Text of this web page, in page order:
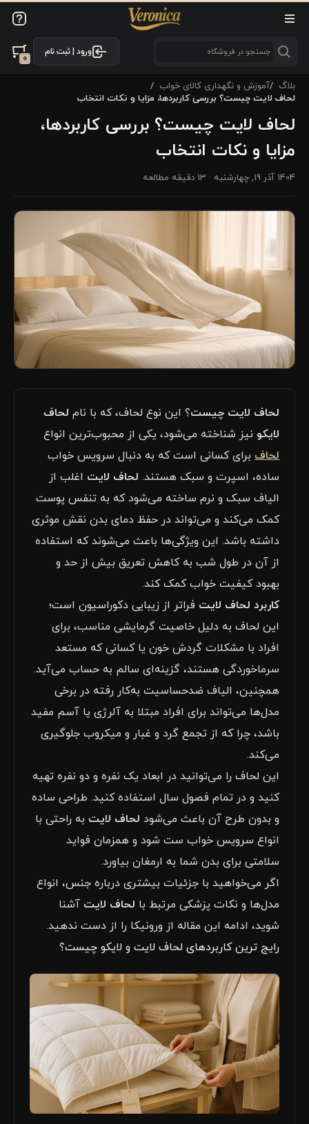
ورود | ثبت نام
0
بلاگ
آموزش و نگهداری کالای خواب
لحاف لایت چیست؟ بررسی کاربردها، مزایا و نکات انتخاب
لحاف لایت چیست؟ بررسی کاربردها،
مزایا و نکات انتخاب
1404 آذر 19, چهارشنبه · 13 دقیقه مطالعه
لحاف لایت چیست؟ این نوع لحاف، که با نام لحاف
لایکو نیز شناخته می‌شود، یکی از محبوب‌ترین انواع
لحافبرای کسانی است که به دنبال سرویس خواب
ساده، اسپرت و سبک هستند. لحاف لایت اغلب از
الیاف سبک و نرم ساخته می‌شود که به تنفس پوست
کمک می‌کند و می‌تواند در حفظ دمای بدن نقش موثری
داشته باشد. این ویژگی‌ها باعث می‌شوند که استفاده
از آن در طول شب به کاهش تعریق بیش از حد و
بهبود کیفیت خواب کمک کند.
کاربرد لحاف لایت فراتر از زیبایی دکوراسیون است؛
این لحاف به دلیل خاصیت گرمایشی مناسب، برای
افراد با مشکلات گردش خون یا کسانی که مستعد
سرماخوردگی هستند، گزینه‌ای سالم به حساب می‌آید.
همچنین، الیاف ضدحساسیت به‌کار رفته در برخی
مدل‌ها می‌تواند برای افراد مبتلا به آلرژی یا آسم مفید
باشد، چرا که از تجمع گرد و غبار و میکروب جلوگیری
می‌کند.
این لحاف را می‌توانید در ابعاد یک نفره و دو نفره تهیه
کنید و در تمام فصول سال استفاده کنید. طراحی ساده
و بدون طرح آن باعث می‌شود لحاف لایت به راحتی با
انواع سرویس خواب ست شود و همزمان فواید
سلامتی برای بدن شما به ارمغان بیاورد.
اگر می‌خواهید با جزئیات بیشتری درباره جنس، انواع
مدل‌ها و نکات پزشکی مرتبط با لحاف لایت آشنا
شوید، ادامه این مقاله از ورونیکا را از دست ندهید.
رایج ترین کاربردهای لحاف لایت و لایکو چیست؟